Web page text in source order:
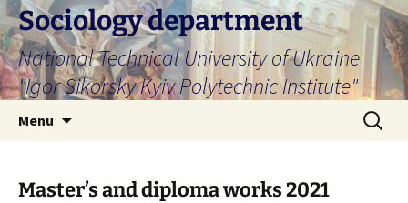
Skip
to
content
Sociology department
National Technical University of Ukraine
"Igor Sikorsky Kyiv Polytechnic Institute"
Menu
Search
for:
Master’s and diploma works 2021